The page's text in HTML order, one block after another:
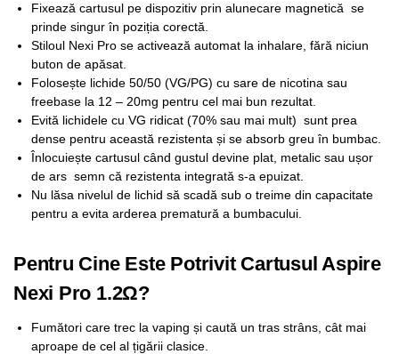
Fixează cartusul pe dispozitiv prin alunecare magnetică se
prinde singur în poziția corectă.
Stiloul Nexi Pro se activează automat la inhalare, fără niciun
buton de apăsat.
Folosește lichide 50/50 (VG/PG) cu sare de nicotina sau
freebase la 12 – 20mg pentru cel mai bun rezultat.
Evită lichidele cu VG ridicat (70% sau mai mult) sunt prea
dense pentru această rezistenta și se absorb greu în bumbac.
Înlocuiește cartusul când gustul devine plat, metalic sau ușor
de ars semn că rezistenta integrată s-a epuizat.
Nu lăsa nivelul de lichid să scadă sub o treime din capacitate
pentru a evita arderea prematură a bumbacului.
Pentru Cine Este Potrivit Cartusul Aspire
Nexi Pro 1.2Ω?
Fumători care trec la vaping și caută un tras strâns, cât mai
aproape de cel al țigării clasice.